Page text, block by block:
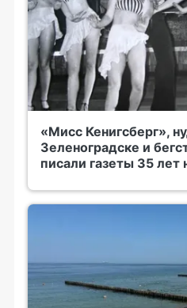
«Мисс Кенигсберг»,
Зеленоградске и
писали газеты 35 лет